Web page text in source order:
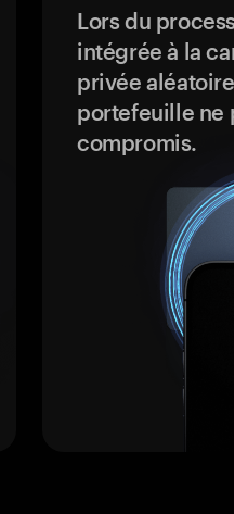
Lors du
intégrée à la
privée
portefeuille ne
compromis.